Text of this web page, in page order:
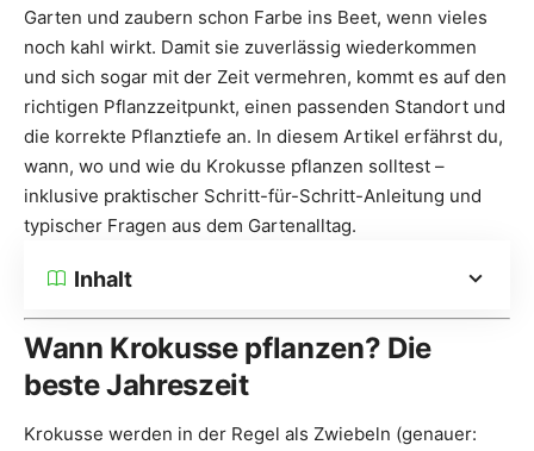
Garten und zaubern schon Farbe ins Beet, wenn vieles
noch kahl wirkt. Damit sie zuverlässig wiederkommen
und sich sogar mit der Zeit vermehren, kommt es auf den
richtigen Pflanzzeitpunkt, einen passenden Standort und
die korrekte Pflanztiefe an. In diesem Artikel erfährst du,
wann, wo und wie du Krokusse pflanzen solltest –
inklusive praktischer Schritt-für-Schritt-Anleitung und
typischer Fragen aus dem Gartenalltag.
Inhalt
Wann Krokusse pflanzen? Die
beste Jahreszeit
Krokusse werden in der Regel als Zwiebeln (genauer: